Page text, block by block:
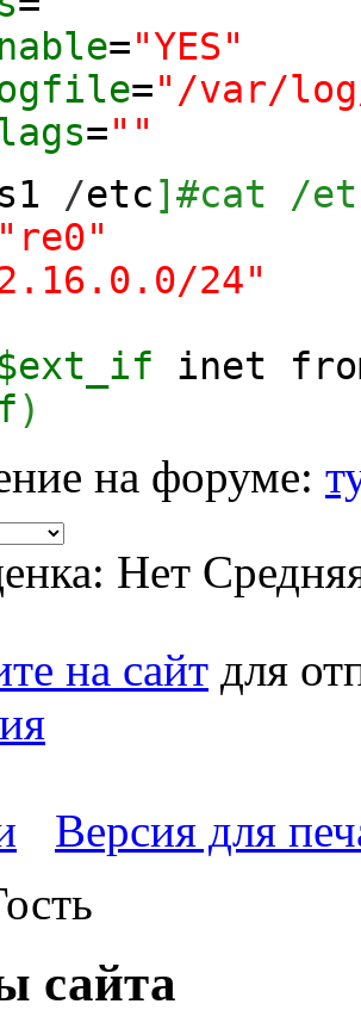
="YES"
="/var/
=""
/etc] #cat /
"re0"
24"
$ext_if inet
)
на форуме:
Нет
на сайт для
Версия для
сайта